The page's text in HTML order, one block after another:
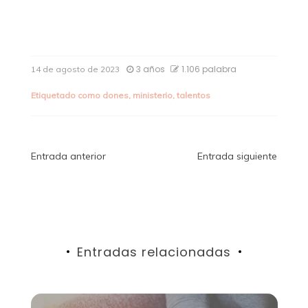
14 de agosto de 2023 3 años 1.106 palabra
Etiquetado como dones, ministerio, talentos
Navegación
Entrada anterior Entrada siguiente
Entradas relacionadas